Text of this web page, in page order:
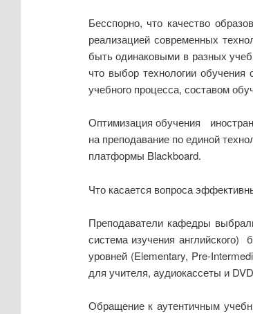
Бесспорно, что качество
реализацией современных
быть одинаковыми в разных
что выбор технологии
учебного процесса, составом
Оптимизация обучения
на преподавание по единой
платформы Blackboard.
Что касается вопроса
Преподаватели кафедры
система изучения
уровней (Elementary, Pre-
для учителя, аудиокассеты и
Обращение к аутентичным